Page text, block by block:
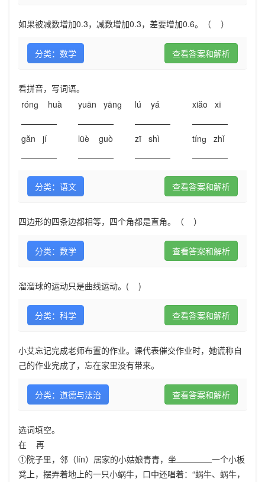
如果被减数增加0.3，减数增加0.3，差要增加0.6。（ ）
分类：数学 查看答案和解析
看拼音，写词语。
rónɡ huà
yuān yānɡ lú yá xiăo xī
găn jí lüè guò zī shì tínɡ zhǐ
分类：语文 查看答案和解析
四边形的四条边都相等，四个角都是直角。（ ）
分类：数学 查看答案和解析
溜溜球的运动只是曲线运动。( )
分类：科学 查看答案和解析
小艾忘记完成老师布置的作业。课代表催交作业时，她谎称自
己的作业完成了，忘在家里没有带来。
分类：道德与法治 查看答案和解析
选词填空。
在 再
①院子里，邻（lín）居家的小姑娘青青，坐
一个小板
凳上，摆弄着地上的一只小蜗牛，口中还唱着：“蜗牛、蜗牛，